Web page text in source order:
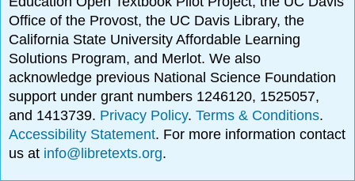
Office of the Provost, the UC Davis Library, the
California State University Affordable Learning
Solutions Program, and Merlot. We also
acknowledge previous National Science Foundation
support under grant numbers 1246120, 1525057,
and 1413739. Privacy Policy.Terms & Conditions.
Accessibility Statement. For more information contact
us at info@libretexts.org.